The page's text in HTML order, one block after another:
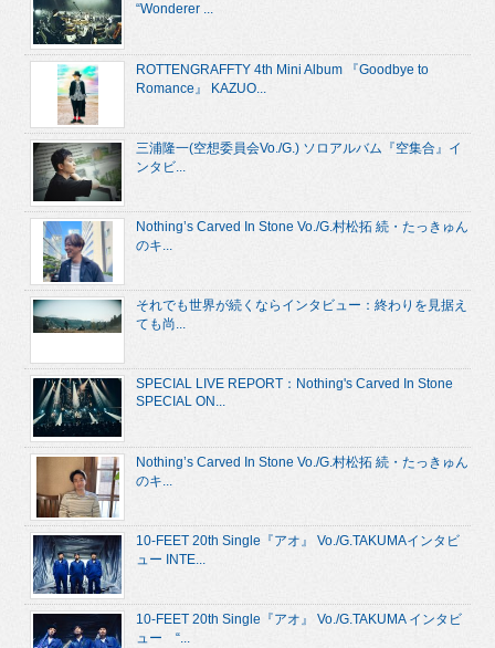
“Wonderer ...
ROTTENGRAFFTY 4th Mini Album 『Goodbye to
Romance』 KAZUO...
三浦隆一(空想委員会Vo./G.) ソロアルバム『空集合』イ
ンタビ...
Nothing’s Carved In Stone Vo./G.村松拓 続・たっきゅん
のキ...
それでも世界が続くならインタビュー：終わりを見据え
ても尚...
SPECIAL LIVE REPORT：Nothing's Carved In Stone
SPECIAL ON...
Nothing’s Carved In Stone Vo./G.村松拓 続・たっきゅん
のキ...
10-FEET 20th Single『アオ』 Vo./G.TAKUMAインタビ
ュー INTE...
10-FEET 20th Single『アオ』 Vo./G.TAKUMA インタビ
ュー “...